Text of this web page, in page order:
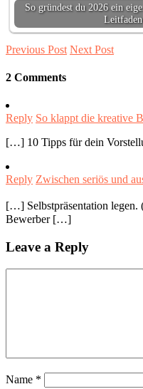
So gründest du 2026 ein
Leitfaden
Previous Post Next Post
2 Comments
Reply So klappt die kreative
[…] 10 Tipps für dein
Reply Zwischen seriös und
[…] Selbstpräsentation legen.
Bewerber […]
Leave a Reply
Name *